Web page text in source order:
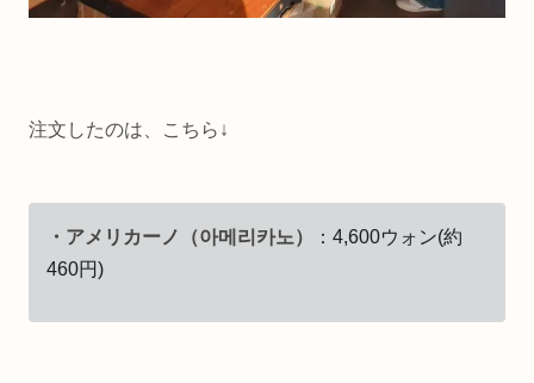
注文したのは、こちら↓
・アメリカーノ（아메리카노）
：4,600ウォン(約
460円)